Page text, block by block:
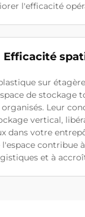
l'efficacité
Efficacité
sur
de stockage
Leur
vertical,
dans votre
l'espace contribue
et à